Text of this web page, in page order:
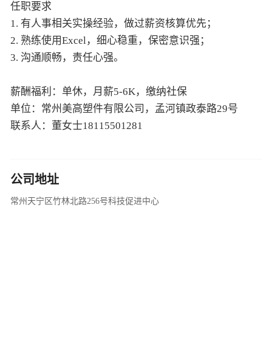
任职要求
1. 有人事相关实操经验，做过薪资核算优先；
2. 熟练使用Excel，细心稳重，保密意识强；
3. 沟通顺畅，责任心强。
薪酬福利：单休，月薪5-6K，缴纳社保
单位：常州美高塑件有限公司，孟河镇政泰路29号
联系人：董女士18115501281
公司地址
常州天宁区竹林北路256号科技促进中心